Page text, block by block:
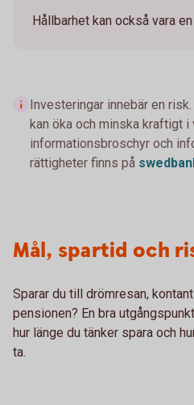
Hållbarhet kan också vara
Investeringar innebär en
kan öka och minska kraftigt i
informationsbroschyr och
rättigheter finns på
Mål, spartid och
Sparar du till drömresan,
pensionen? En bra
hur länge du tänker spara och
ta.